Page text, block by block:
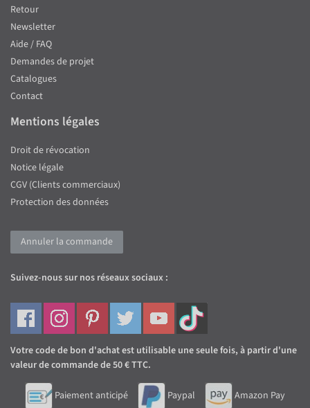
Retour
Newsletter
Aide / FAQ
Demandes de projet
Catalogues
Contact
Mentions légales
Droit de révocation
Notice légale
CGV (Clients commerciaux)
Protection des données
Annuler la commande
Suivez-nous sur nos réseaux sociaux :
Votre code de bon d'achat est utilisable une seule fois, à partir d'une
valeur de commande de 50 € TTC.
Paiement anticipé Paypal Amazon Pay